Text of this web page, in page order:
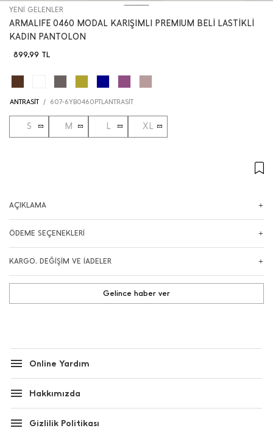
YENİ GELENLER
ARMALIFE 0460 MODAL KARIŞIMLI PREMIUM BELİ LASTİKLİ
KADIN PANTOLON
899,99 TL
S M L XL
ANTRASİT / 607-6YB0460PTLANTRASİT
Gelince haber ver
AÇIKLAMA
ÖDEME SEÇENEKLERİ
KARGO, DEĞİŞİM VE İADELER
Online Yardım
Hakkımızda
Gizlilik Politikası